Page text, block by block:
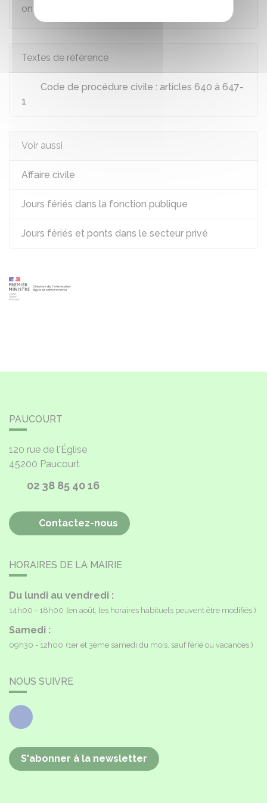
on ajoute un délai exprimé en
Textes de référence
Code de procédure civile : articles 640 à 647-
1
Voir aussi
Affaire civile
Jours fériés dans la fonction publique
Jours fériés et ponts dans le secteur privé
PAUCOURT
120 rue de l'Église
45200 Paucourt
02 38 85 40 16
Contactez-nous
HORAIRES DE LA MAIRIE
Du lundi au vendredi :
14h00 - 18h00 (en août, les horaires habituels peuvent être modifiés.)
Samedi :
09h30 - 12h00 (1er et 3ème samedi du mois, sauf férié ou vacances.)
NOUS SUIVRE
Facebook
S'abonner à la newsletter